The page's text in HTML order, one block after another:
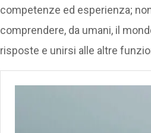
competenze ed esperienza;
comprendere, da umani, il
risposte e unirsi alle altre